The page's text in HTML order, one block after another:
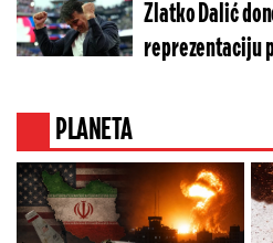
Zlatko Dalić
reprezentaciju
PLANETA